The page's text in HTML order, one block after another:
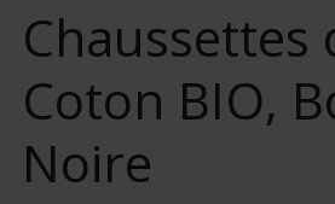
Coton BIO,
Noire